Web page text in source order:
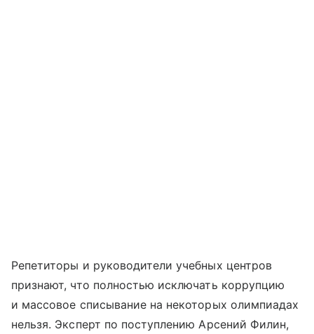
Репетиторы и руководители учебных центров
признают, что полностью исключать коррупцию
и массовое списывание на некоторых олимпиадах
нельзя. Эксперт по поступлению Арсений Филин,